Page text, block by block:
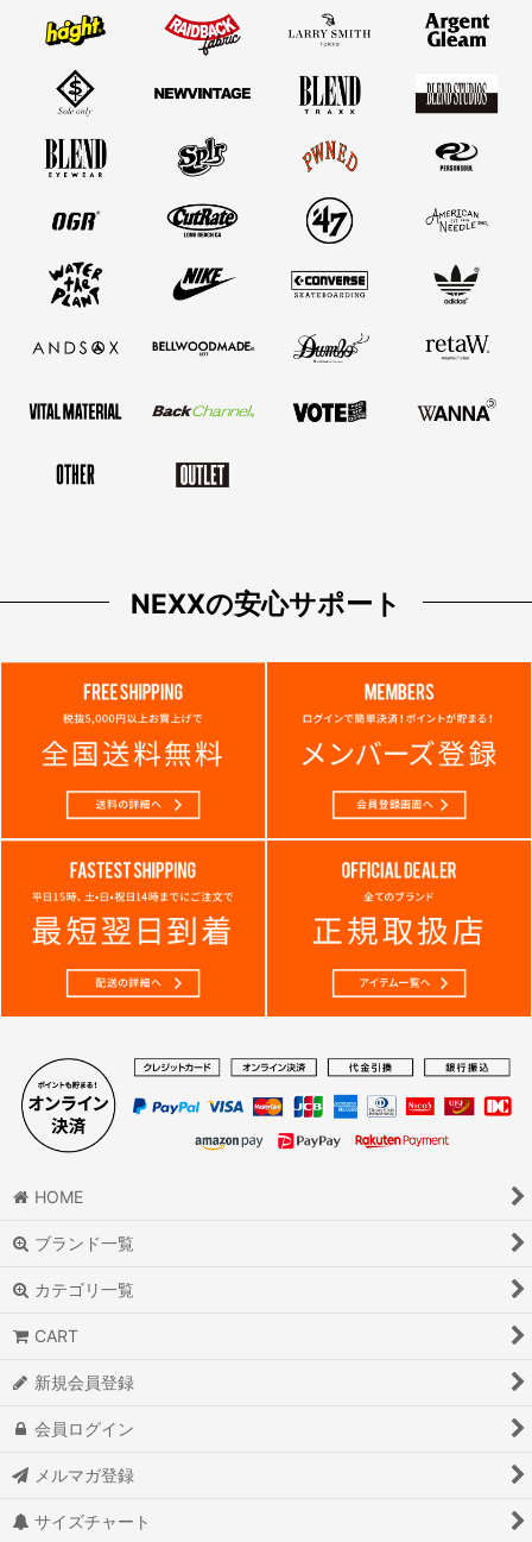
NEXXの安心サポート
HOME
ブランド一覧
カテゴリ一覧
CART
新規会員登録
会員ログイン
メルマガ登録
サイズチャート